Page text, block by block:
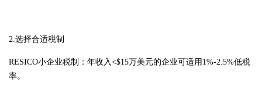
2.选择合适税制
RESICO小企业税制：年收入<$15万美元的企业可适用1%-2.5%低税
率。